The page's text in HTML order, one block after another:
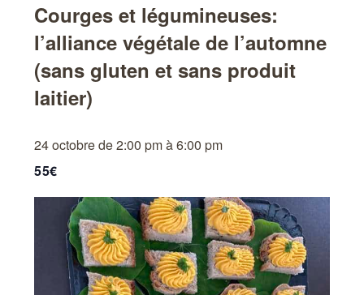
ACCUEIL
ATELIERS
AGENDA
CONTACT
Courges et légumineuses:
l’alliance végétale de l’automne
(sans gluten et sans produit
laitier)
24 octobre de 2:00 pmà6:00 pm
55€